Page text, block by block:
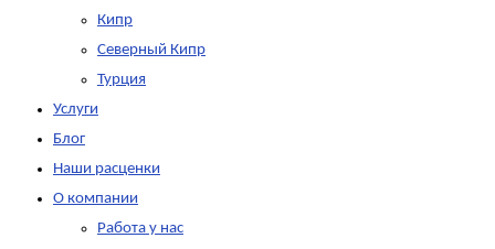
Кипр
Северный Кипр
Турция
Услуги
Блог
Наши расценки
О компании
Работа у нас